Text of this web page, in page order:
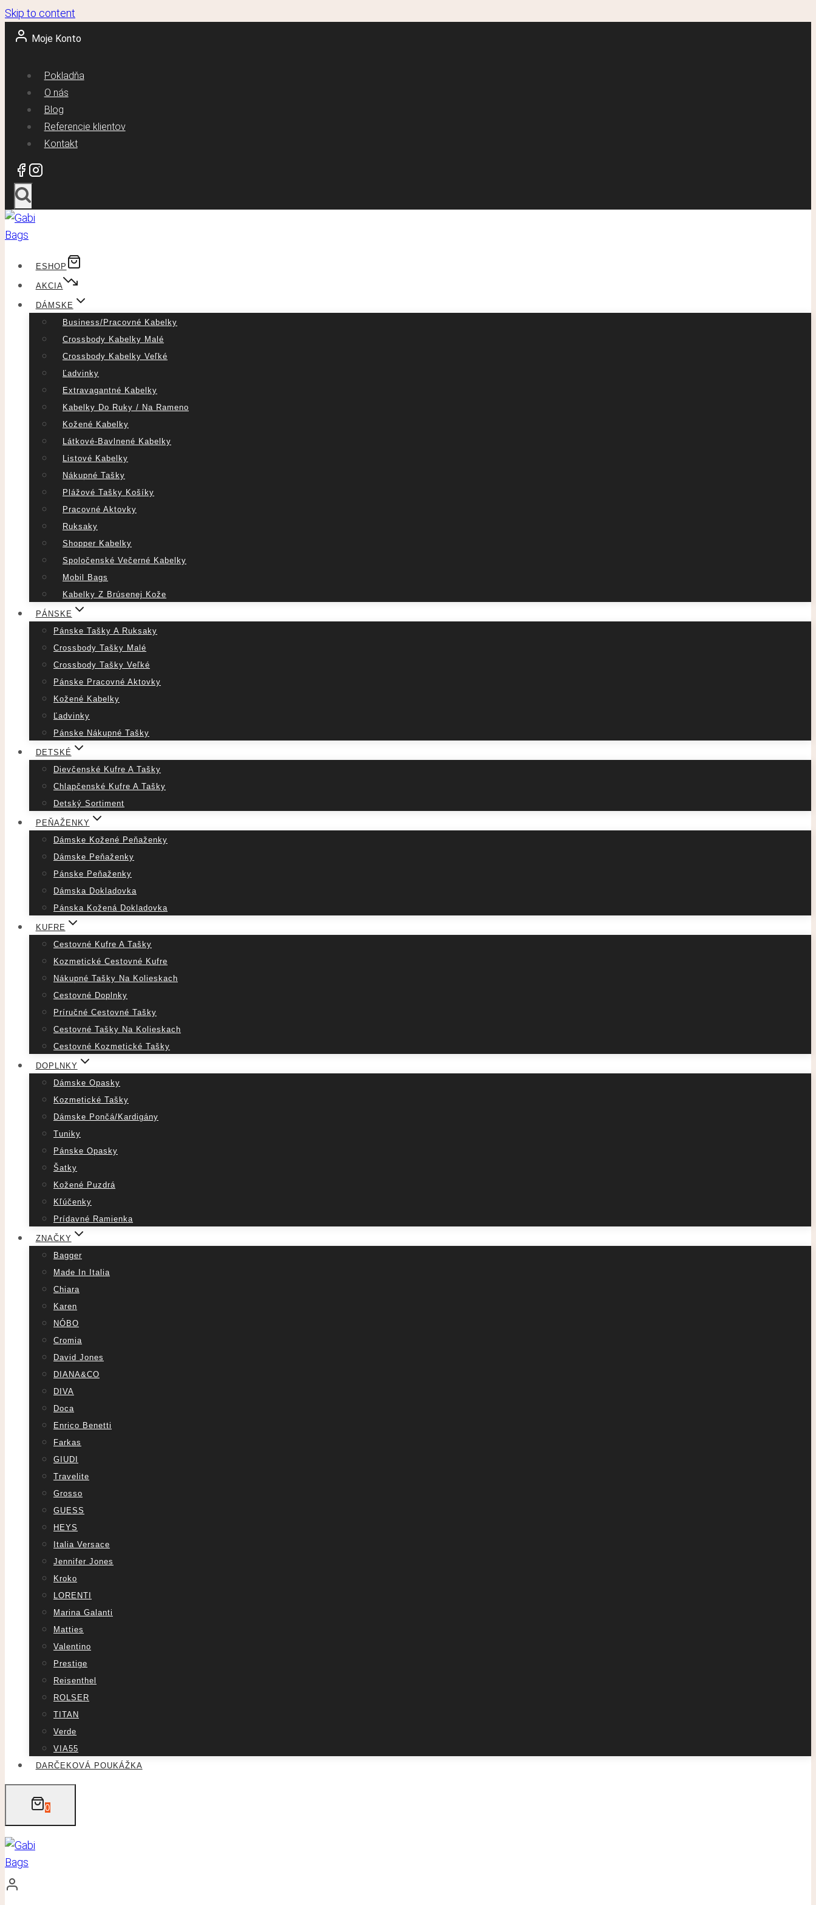
Skip to content
Moje Konto
Pokladňa
O nás
Blog
Referencie klientov
Kontakt
ESHOP
AKCIA
DÁMSKE
Business/pracovné Kabelky
Crossbody Kabelky Malé
Crossbody Kabelky Veľké
Ľadvinky
Extravagantné Kabelky
Kabelky Do Ruky / Na Rameno
Kožené Kabelky
Látkové-Bavlnené Kabelky
Listové Kabelky
Nákupné Tašky
Plážové Tašky Košíky
Pracovné Aktovky
Ruksaky
Shopper Kabelky
Spoločenské Večerné Kabelky
Mobil Bags
Kabelky Z Brúsenej Kože
PÁNSKE
Pánske Tašky A Ruksaky
Crossbody Tašky Malé
Crossbody Tašky Veľké
Pánske Pracovné Aktovky
Kožené Kabelky
Ľadvinky
Pánske Nákupné Tašky
DETSKÉ
Dievčenské Kufre A Tašky
Chlapčenské Kufre A Tašky
Detský Sortiment
PEŇAŽENKY
Dámske Kožené Peňaženky
Dámske Peňaženky
Pánske Peňaženky
Dámska Dokladovka
Pánska Kožená Dokladovka
KUFRE
Cestovné Kufre A Tašky
Kozmetické Cestovné Kufre
Nákupné Tašky Na Kolieskach
Cestovné Doplnky
Príručné Cestovné Tašky
Cestovné Tašky Na Kolieskach
Cestovné Kozmetické Tašky
DOPLNKY
Dámske Opasky
Kozmetické Tašky
Dámske Pončá/Kardigány
Tuniky
Pánske Opasky
Šatky
Kožené Puzdrá
Kľúčenky
Prídavné Ramienka
ZNAČKY
Bagger
Made In Italia
Chiara
Karen
NÓBO
Cromia
David Jones
DIANA&CO
DIVA
Doca
Enrico Benetti
Farkas
GIUDI
Travelite
Grosso
GUESS
HEYS
Italia Versace
Jennifer Jones
Kroko
LORENTI
Marina Galanti
Matties
Valentino
Prestige
Reisenthel
ROLSER
TITAN
Verde
VIA55
DARČEKOVÁ POUKÁŽKA
0